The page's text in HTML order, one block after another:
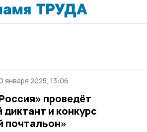
января 2025, 13:06
проведёт
диктант и конкурс
почтальон»